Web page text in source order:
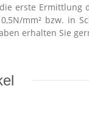
erste Ermittlung
mm² bzw. in
erhalten Sie